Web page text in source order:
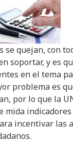
se quejan, con
soportar, y es
en el tema
problema es
por lo que la
mida
incentivar las